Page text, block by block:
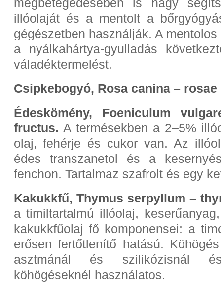
megbetegedésében is nagy
illóolaját és a mentolt a
gégészetben használják. A
a nyálkahártya-gyulladás
váladéktermelést.
Csipkebogyó, Rosa canina –
Édeskömény, Foeniculum
fructus.A termésekben a 2–5%
olaj, fehérje és cukor van. Az
édes transzanetol és a
fenchon. Tartalmaz szafrolt és egy
Kakukkfű, Thymus serpyllum –
a timiltartalmú illóolaj,
kakukkfűolaj fő komponensei: a
erősen fertőtlenítő hatású.
asztmánál és szilikózisnál
köhögéseknél használatos.